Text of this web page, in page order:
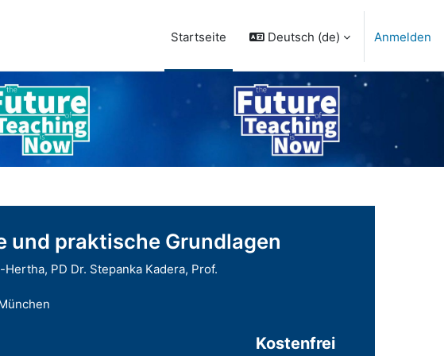
Startseite
Deutsch ‎(de)‎ Anmelden
und praktische Grundlagen
PD Dr. Stepanka Kadera, Prof.
Kostenfrei